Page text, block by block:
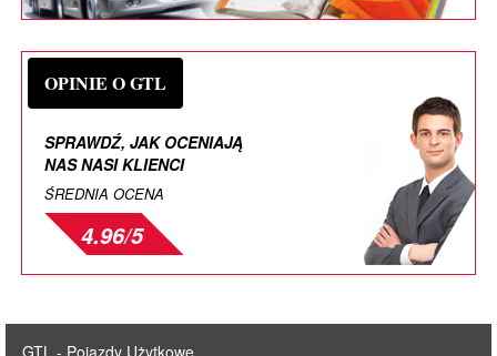
OPINIE O GTL
SPRAWDŹ, JAK OCENIAJĄ
NAS NASI KLIENCI
ŚREDNIA OCENA
4.96/5
GTL - Pojazdy Użytkowe